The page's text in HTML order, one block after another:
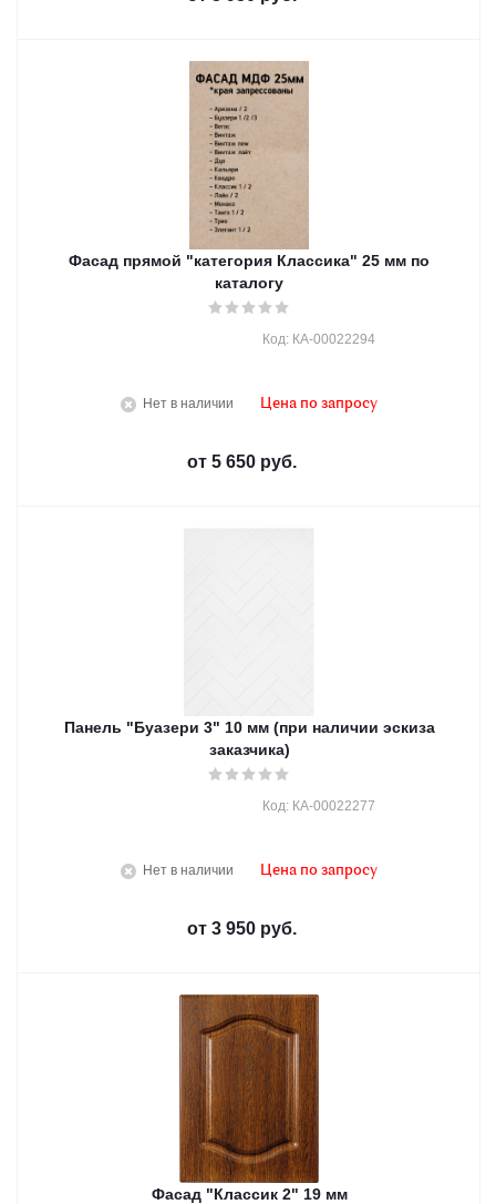
Фасад прямой "категория Классика" 25 мм по
каталогу
Нет в наличии
Код: КА-00022294
Цена по запросу
от 5 650 руб.
Панель "Буазери 3" 10 мм (при наличии эскиза
заказчика)
Нет в наличии
Код: КА-00022277
Цена по запросу
от 3 950 руб.
Фасад "Классик 2" 19 мм